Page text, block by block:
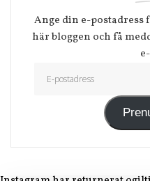
Ange din e-postadress
här bloggen och få